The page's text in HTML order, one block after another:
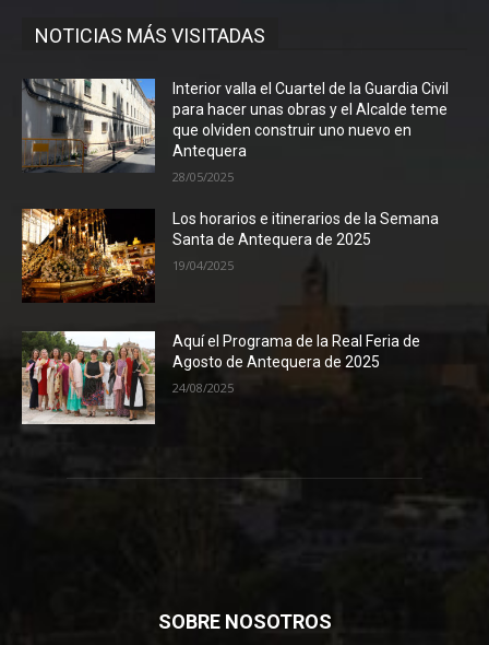
NOTICIAS MÁS VISITADAS
Interior valla el Cuartel de la Guardia Civil
para hacer unas obras y el Alcalde teme
que olviden construir uno nuevo en
Antequera
28/05/2025
Los horarios e itinerarios de la Semana
Santa de Antequera de 2025
19/04/2025
Aquí el Programa de la Real Feria de
Agosto de Antequera de 2025
24/08/2025
SOBRE NOSOTROS